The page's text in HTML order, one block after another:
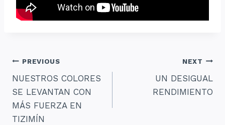
Navegación
de
entradas
PREVIOUS
NUESTROS COLORES
SE LEVANTAN CON
MÁS FUERZA EN
TIZIMÍN
NEXT
UN DESIGUAL
RENDIMIENTO